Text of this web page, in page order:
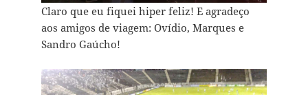
Claro que eu fiquei hiper feliz! E agradeço
aos amigos de viagem: Ovídio, Marques e
Sandro Gaúcho!